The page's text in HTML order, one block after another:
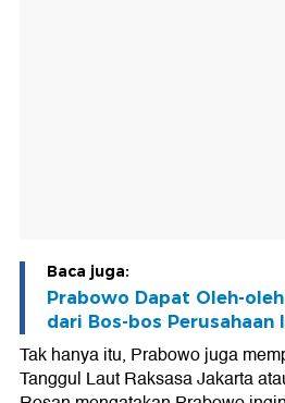
Baca juga:
Prabowo Dapat Oleh-
dari Bos-bos Perusahaan
Tak hanya itu, Prabowo juga
Tanggul Laut Raksasa Jakarta